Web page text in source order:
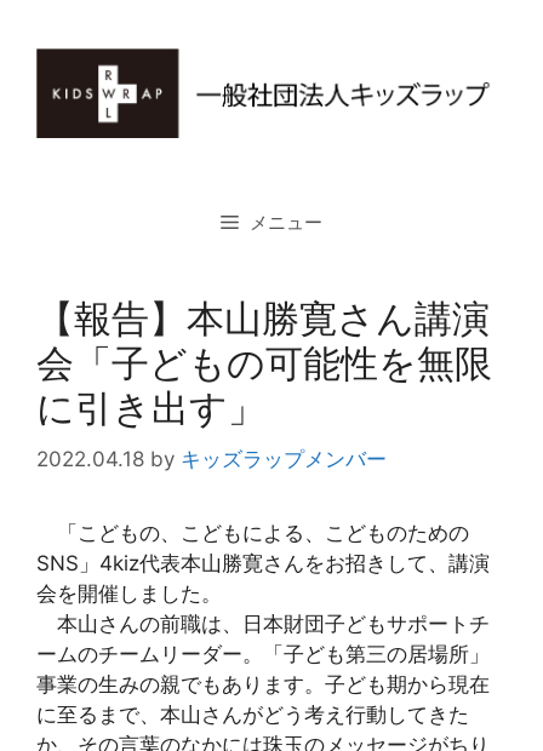
メニュー
【報告】本山勝寛さん講演
会「子どもの可能性を無限
に引き出す」
2022.04.18 by キッズラップメンバー
「こどもの、こどもによる、こどものための
SNS」4kiz代表本山勝寛さんをお招きして、講演
会を開催しました。
本山さんの前職は、日本財団子どもサポートチ
ームのチームリーダー。「子ども第三の居場所」
事業の生みの親でもあります。子ども期から現在
に至るまで、本山さんがどう考え行動してきた
か、その言葉のなかには珠玉のメッセージがちり